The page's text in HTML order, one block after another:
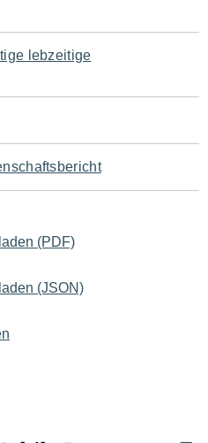
lebzeitige
(PDF)
(JSON)